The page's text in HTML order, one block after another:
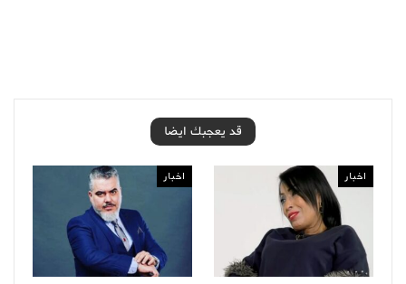
قد يعجبك ايضا
اخبار اخبار